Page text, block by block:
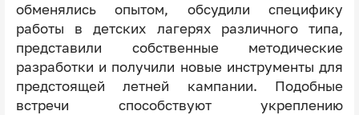
обменялись опытом, обсудили специфику
работы в детских лагерях различного типа,
представили собственные методические
разработки и получили новые инструменты для
предстоящей летней кампании. Подобные
встречи способствуют укреплению